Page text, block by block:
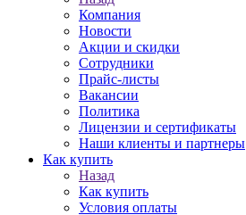
Компания
Новости
Акции и скидки
Сотрудники
Прайс-листы
Вакансии
Политика
Лицензии и сертификаты
Наши клиенты и партнеры
Как купить
Назад
Как купить
Условия оплаты